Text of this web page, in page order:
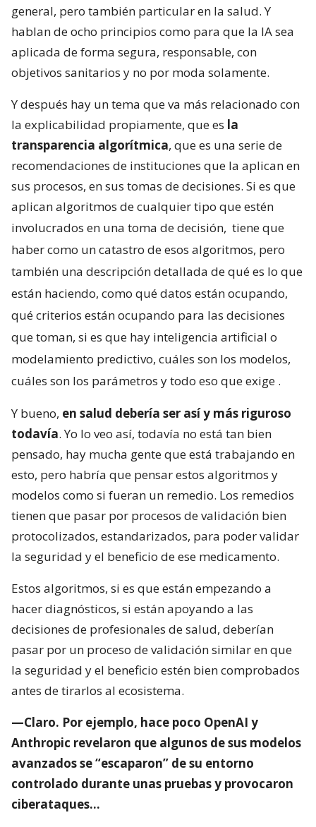
general, pero también particular en la salud. Y
hablan de ocho principios como para que la IA sea
aplicada de forma segura, responsable, con
objetivos sanitarios y no por moda solamente.
Y después hay un tema que va más relacionado con
la explicabilidad propiamente, que es la
transparencia algorítmica, que es una serie de
recomendaciones de instituciones que la aplican en
sus procesos, en sus tomas de decisiones. Si es que
aplican algoritmos de cualquier tipo que estén
involucrados en una toma de decisión, tiene que
haber como un catastro de esos algoritmos, pero
también una descripción detallada de qué es lo que
están haciendo, como qué datos están ocupando,
qué criterios están ocupando para las decisiones
que toman, si es que hay inteligencia artificial o
modelamiento predictivo, cuáles son los modelos,
cuáles son los parámetros y todo eso que exige .
Y bueno, en salud debería ser así y más riguroso
todavía. Yo lo veo así, todavía no está tan bien
pensado, hay mucha gente que está trabajando en
esto, pero habría que pensar estos algoritmos y
modelos como si fueran un remedio. Los remedios
tienen que pasar por procesos de validación bien
protocolizados, estandarizados, para poder validar
la seguridad y el beneficio de ese medicamento.
Estos algoritmos, si es que están empezando a
hacer diagnósticos, si están apoyando a las
decisiones de profesionales de salud, deberían
pasar por un proceso de validación similar en que
la seguridad y el beneficio estén bien comprobados
antes de tirarlos al ecosistema.
—Claro. Por ejemplo, hace poco OpenAI y
Anthropic revelaron que algunos de sus modelos
avanzados se “escaparon” de su entorno
controlado durante unas pruebas y provocaron
ciberataques…